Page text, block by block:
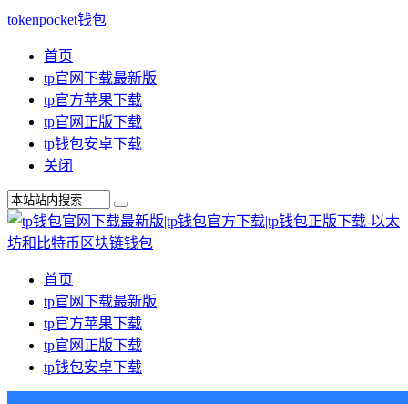
tokenpocket钱包
首页
tp官网下载最新版
tp官方苹果下载
tp官网正版下载
tp钱包安卓下载
关闭
首页
tp官网下载最新版
tp官方苹果下载
tp官网正版下载
tp钱包安卓下载